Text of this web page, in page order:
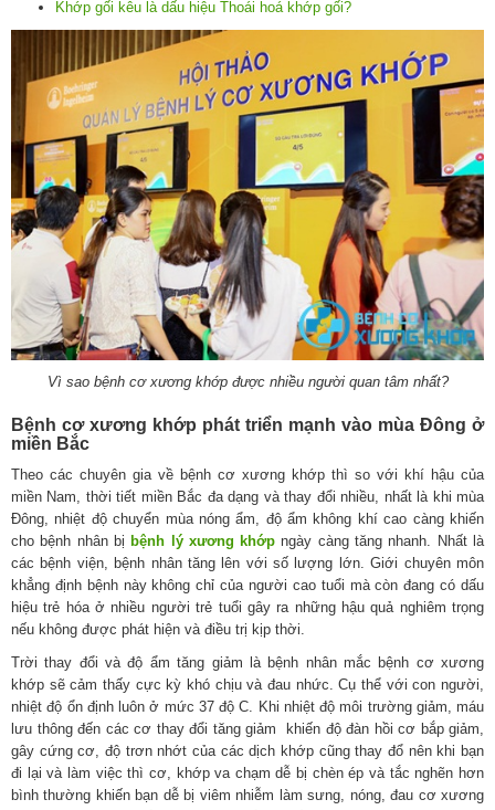
Khớp gối kêu là dấu hiệu Thoái hoá khớp gối?
Vì sao bệnh cơ xương khớp được nhiều người quan tâm nhất?
Bệnh cơ xương khớp phát triển mạnh vào mùa Đông ở
miền Bắc
Theo các chuyên gia về bệnh cơ xương khớp thì so với khí hậu của
miền Nam, thời tiết miền Bắc đa dạng và thay đổi nhiều, nhất là khi mùa
Đông, nhiệt độ chuyển mùa nóng ẩm, độ ẩm không khí cao càng khiến
cho bệnh nhân bị bệnh lý xương khớp ngày càng tăng nhanh. Nhất là
các bệnh viện, bệnh nhân tăng lên với số lượng lớn. Giới chuyên môn
khẳng định bệnh này không chỉ của người cao tuổi mà còn đang có dấu
hiệu trẻ hóa ở nhiều người trẻ tuổi gây ra những hậu quả nghiêm trọng
nếu không được phát hiện và điều trị kịp thời.
Trời thay đổi và độ ẩm tăng giảm là bệnh nhân mắc bệnh cơ xương
khớp sẽ cảm thấy cực kỳ khó chịu và đau nhức. Cụ thể với con người,
nhiệt độ ổn định luôn ở mức 37 độ C. Khi nhiệt độ môi trường giảm, máu
lưu thông đến các cơ thay đổi tăng giảm khiến độ đàn hồi cơ bắp giảm,
gây cứng cơ, độ trơn nhớt của các dịch khớp cũng thay đổ nên khi bạn
đi lại và làm việc thì cơ, khớp va chạm dễ bị chèn ép và tắc nghẽn hơn
bình thường khiến bạn dễ bị viêm nhiễm làm sưng, nóng, đau cơ xương